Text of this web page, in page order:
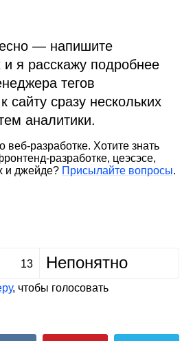
— напишите
я расскажу подробнее
тегов
сайту сразу нескольких
аналитики.
веб‑разработке. Хотите знать
цеэсэсе,
и джейде? Присылайте вопросы.
13 Непонятно
, чтобы голосовать